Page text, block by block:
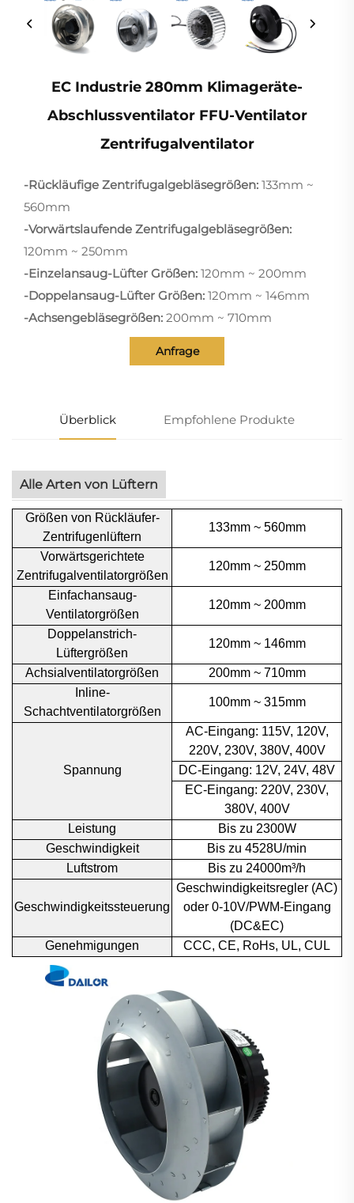
EC Industrie 280mm Klimageräte-
Abschlussventilator FFU-Ventilator
Zentrifugalventilator
-Rückläufige Zentrifugalgebläsegrößen: 133mm ~
560mm
-Vorwärtslaufende Zentrifugalgebläsegrößen:
120mm ~ 250mm
-Einzelansaug-Lüfter Größen: 120mm ~ 200mm
-Doppelansaug-Lüfter Größen: 120mm ~ 146mm
-Achsengebläsegrößen: 200mm ~ 710mm
Anfrage
Überblick Empfohlene Produkte
Alle Arten von Lüftern
Größen von Rückläufer-
Zentrifugenlüftern
133mm ~ 560mm
Vorwärtsgerichtete
Zentrifugalventilatorgrößen
120mm ~ 250mm
Einfachansaug-
Ventilatorgrößen
120mm ~ 200mm
Doppelanstrich-
Lüftergrößen
120mm ~ 146mm
Achsialventilatorgrößen
200mm ~ 710mm
Inline-
Schachtventilatorgrößen
100mm ~ 315mm
Spannung
AC-Eingang: 115V, 120V,
220V, 230V, 380V, 400V
DC-Eingang: 12V, 24V, 48V
EC-Eingang: 220V, 230V,
380V, 400V
Leistung
Bis zu 2300W
Geschwindigkeit
Bis zu 4528U/min
Luftstrom
Bis zu 24000m³/h
Geschwindigkeitssteuerung
Geschwindigkeitsregler (AC)
oder 0-10V/PWM-Eingang
(DC&EC)
Genehmigungen
CCC, CE, RoHs, UL, CUL